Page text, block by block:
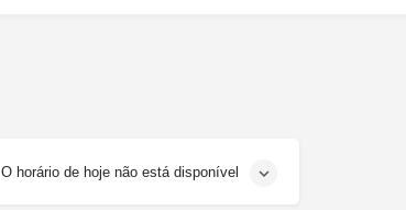
O horário de hoje não está disponível